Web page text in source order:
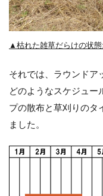
▲枯れた雑草だらけの状態
それでは、ラウンドア
どのようなスケジュー
プの散布と草刈りのタ
ました。